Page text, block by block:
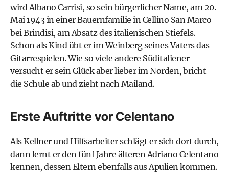
wird Albano Carrisi, so sein bürgerlicher Name, am 20.
Mai 1943 in einer Bauernfamilie in Cellino San Marco
bei Brindisi, am Absatz des italienischen Stiefels.
Schon als Kind übt er im Weinberg seines Vaters das
Gitarrespielen. Wie so viele andere Süditaliener
versucht er sein Glück aber lieber im Norden, bricht
die Schule ab und zieht nach Mailand.
Erste Auftritte vor Celentano
Als Kellner und Hilfsarbeiter schlägt er sich dort durch,
dann lernt er den fünf Jahre älteren Adriano Celentano
kennen, dessen Eltern ebenfalls aus Apulien kommen.